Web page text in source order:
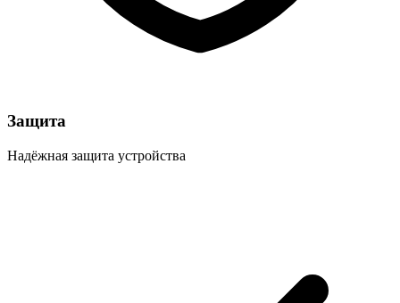
Защита
Надёжная защита устройства